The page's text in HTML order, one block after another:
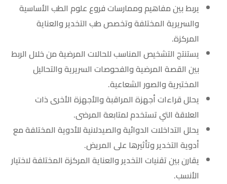
يربط بين مفاهيم وممارسات فروع علوم الطب الأساسية
والسريرية المختلفة وتخصص طب التخدير والعناية
المركزة.
يستنتج التشخيص المناسب للحالات المرضية من خلال الربط
بين القصة المرضية والفحوصات السريرية والتحاليل
المختبرية والصور الشعاعية.
يحلل قراءات أجهزة المراقبة والأجهزة الأخرى ذات
العلاقة التي تستخدم لمتابعة المرضى.
يحلل التداخلات الدوائية والصيدلانية للأدوية المختلفة مع
أدوية التخدير وتأثيرها على المريض.
يقارن بين تقنيات التخدير والعناية المركزة المختلفة لاختيار
الأنسب.